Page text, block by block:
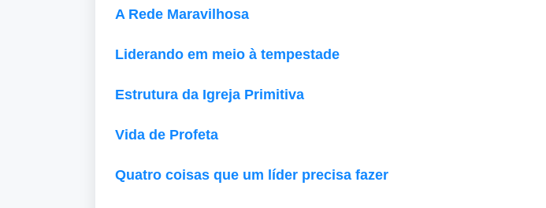
A Rede Maravilhosa
Liderando em meio à tempestade
Estrutura da Igreja Primitiva
Vida de Profeta
Quatro coisas que um líder precisa fazer